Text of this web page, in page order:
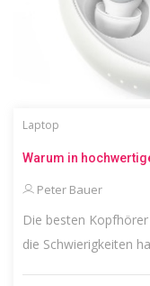
Laptop
Warum in
Peter Bauer
Die besten
die Schwierigkeiten